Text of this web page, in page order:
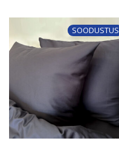
SOODUSTUS